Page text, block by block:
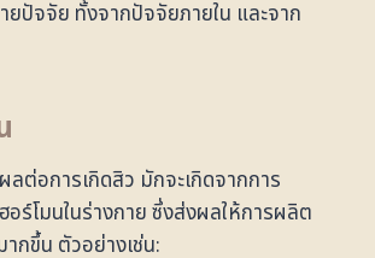
ยปัจจัย ทั้งจากปัจจัยภายใน และจาก
ลต่อการเกิดสิว มักจะเกิดจากการ
อร์โมนในร่างกาย ซึ่งส่งผลให้การผลิต
กขึ้น ตัวอย่างเช่น: